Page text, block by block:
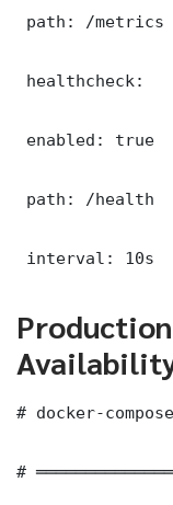
path: /metrics
healthcheck:
enabled: true
path: /health
interval: 10s
# docker-
#